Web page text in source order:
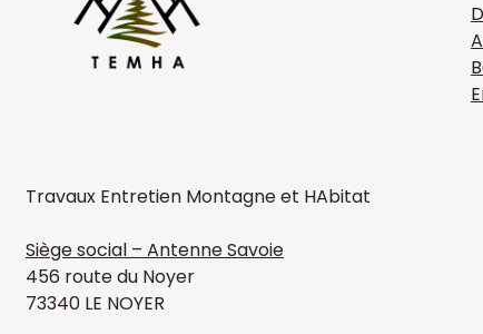
Travaux Entretien Montagne et HAbitat
Siège social – Antenne Savoie
456 route du Noyer
73340 LE NOYER